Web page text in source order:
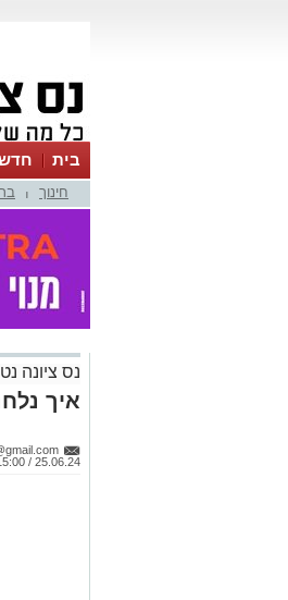
בית
חינוך
נס ציונה נט
איך
25.06.24 / 15:00